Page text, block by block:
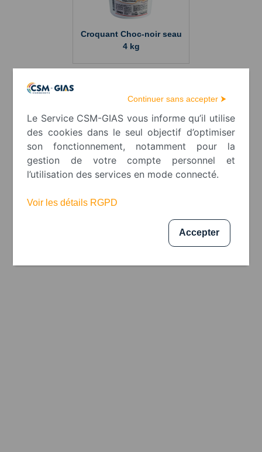
Croquant Choc-noir seau
4 kg
Pralin Croquant seau 4.5
Continuer sans accepter ⮞
Le Service CSM-GIAS vous informe qu’il utilise
des cookies dans le seul objectif d’optimiser
son fonctionnement, notamment pour la
gestion de votre compte personnel et
l’utilisation des services en mode connecté.
Voir les détails RGPD
Accepter